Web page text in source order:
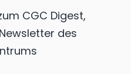
CGC Digest,
des